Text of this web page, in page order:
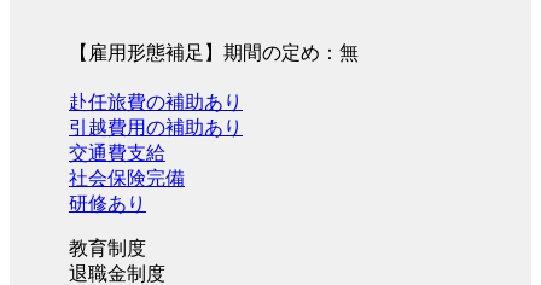
【雇用形態補足】期間の定め：無
赴任旅費の補助あり
引越費用の補助あり
交通費支給
社会保険完備
研修あり
教育制度
退職金制度